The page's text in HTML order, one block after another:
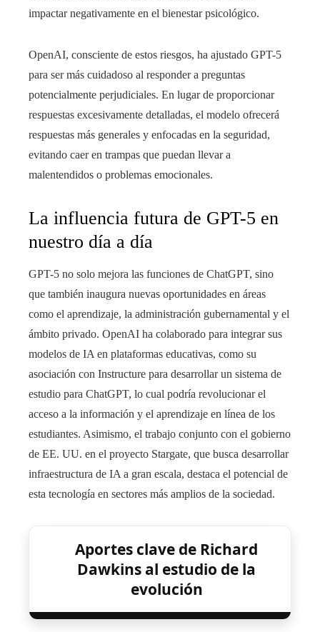
impactar negativamente en el bienestar psicológico.
OpenAI, consciente de estos riesgos, ha ajustado GPT-5
para ser más cuidadoso al responder a preguntas
potencialmente perjudiciales. En lugar de proporcionar
respuestas excesivamente detalladas, el modelo ofrecerá
respuestas más generales y enfocadas en la seguridad,
evitando caer en trampas que puedan llevar a
malentendidos o problemas emocionales.
La influencia futura de GPT-5 en
nuestro día a día
GPT-5 no solo mejora las funciones de ChatGPT, sino
que también inaugura nuevas oportunidades en áreas
como el aprendizaje, la administración gubernamental y el
ámbito privado. OpenAI ha colaborado para integrar sus
modelos de IA en plataformas educativas, como su
asociación con Instructure para desarrollar un sistema de
estudio para ChatGPT, lo cual podría revolucionar el
acceso a la información y el aprendizaje en línea de los
estudiantes. Asimismo, el trabajo conjunto con el gobierno
de EE. UU. en el proyecto Stargate, que busca desarrollar
infraestructura de IA a gran escala, destaca el potencial de
esta tecnología en sectores más amplios de la sociedad.
Aportes clave de Richard
Dawkins al estudio de la
evolución